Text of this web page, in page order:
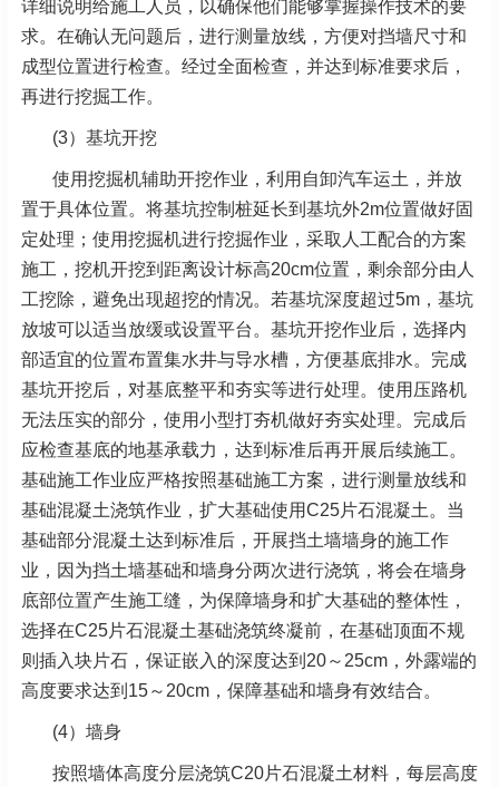
详细说明给施工人员，以确保他们能够掌握操作技术的要
求。在确认无问题后，进行测量放线，方便对挡墙尺寸和
成型位置进行检查。经过全面检查，并达到标准要求后，
再进行挖掘工作。
(3）基坑开挖
使用挖掘机辅助开挖作业，利用自卸汽车运土，并放
置于具体位置。将基坑控制桩延长到基坑外2m位置做好固
定处理；使用挖掘机进行挖掘作业，采取人工配合的方案
施工，挖机开挖到距离设计标高20cm位置，剩余部分由人
工挖除，避免出现超挖的情况。若基坑深度超过5m，基坑
放坡可以适当放缓或设置平台。基坑开挖作业后，选择内
部适宜的位置布置集水井与导水槽，方便基底排水。完成
基坑开挖后，对基底整平和夯实等进行处理。使用压路机
无法压实的部分，使用小型打夯机做好夯实处理。完成后
应检查基底的地基承载力，达到标准后再开展后续施工。
基础施工作业应严格按照基础施工方案，进行测量放线和
基础混凝土浇筑作业，扩大基础使用C25片石混凝土。当
基础部分混凝土达到标准后，开展挡土墙墙身的施工作
业，因为挡土墙基础和墙身分两次进行浇筑，将会在墙身
底部位置产生施工缝，为保障墙身和扩大基础的整体性，
选择在C25片石混凝土基础浇筑终凝前，在基础顶面不规
则插入块片石，保证嵌入的深度达到20～25cm，外露端的
高度要求达到15～20cm，保障基础和墙身有效结合。
(4）墙身
按照墙体高度分层浇筑C20片石混凝土材料，每层高度